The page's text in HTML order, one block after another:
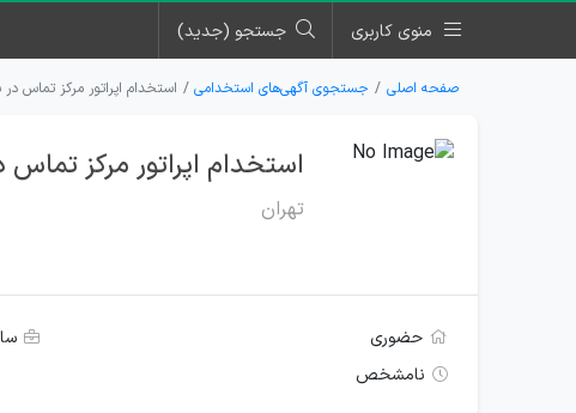
منوی کاربری جستجو (جدید)
صفحه اصلی جستجوی آگهی‌های استخدامی استخدام اپراتور مرکز تماس
استخدام اپراتور مرکز
تهران
حضوری
نامشخص